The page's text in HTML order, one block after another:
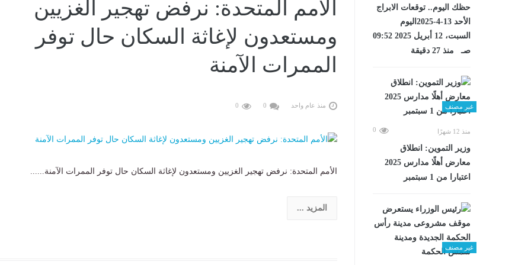
حظك اليوم.. توقعات الابراج
الأحد 13-4-2025اليوم
السبت، 12 أبريل 2025 09:52
صـ منذ 27 دقيقة
غير مصنف
منذ 12 شهرًا 0
وزير التموين: انطلاق
معارض أهلًا مدارس 2025
اعتبارا من 1 سبتمبر
غير مصنف
الأمم المتحدة: نرفض تهجير الغزيين
ومستعدون لإغاثة السكان حال توفر
الممرات الآمنة
منذ عام واحد 0
0
الأمم المتحدة: نرفض تهجير الغزيين ومستعدون لإغاثة السكان حال توفر الممرات الآمنة......
المزيد ...